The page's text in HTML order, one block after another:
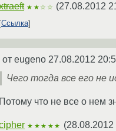
★★☆☆ (27.08.2012
Ссылка
от eugeno 27.08.2012
Чего тогда все его не
Потому что не все о нем
★★★★★ (